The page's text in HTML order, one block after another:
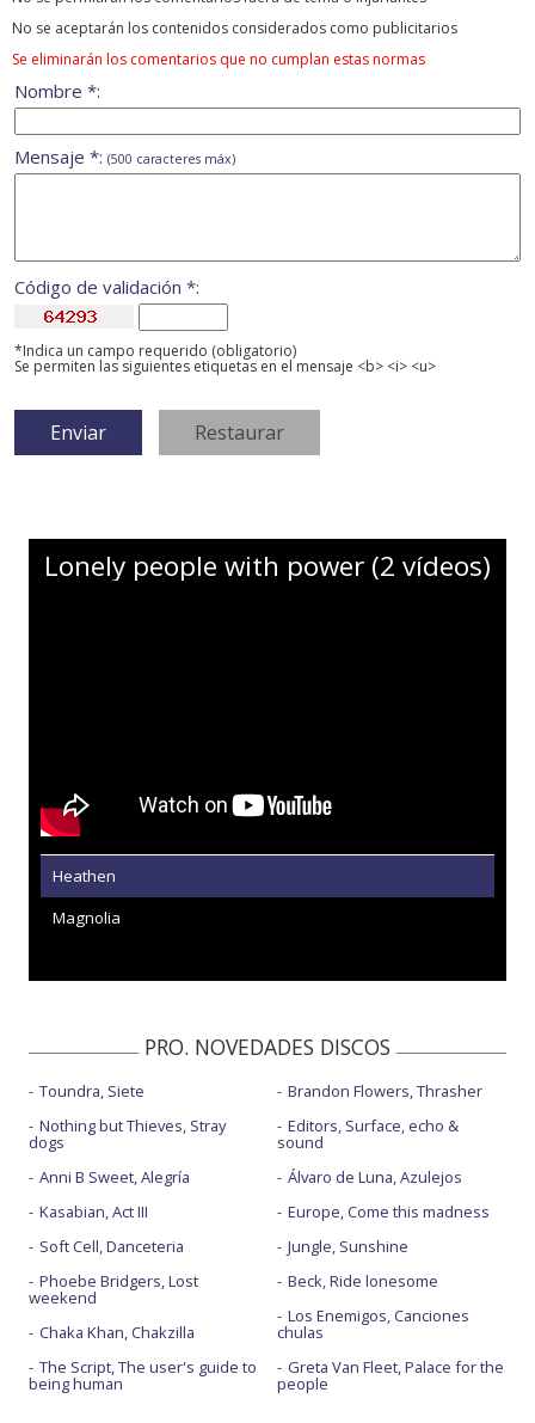
No se aceptarán los contenidos considerados como publicitarios
Se eliminarán los comentarios que no cumplan estas normas
Nombre *:
Mensaje *: (500 caracteres máx)
Código de validación *:
*Indica un campo requerido (obligatorio)
Se permiten las siguientes etiquetas en el mensaje <b> <i> <u>
Lonely people with power (2 vídeos)
Heathen
Magnolia
PRO. NOVEDADES DISCOS
Toundra, Siete
Nothing but Thieves, Stray
dogs
Anni B Sweet, Alegría
Kasabian, Act III
Soft Cell, Danceteria
Phoebe Bridgers, Lost
weekend
Chaka Khan, Chakzilla
The Script, The user's guide to
being human
Brandon Flowers, Thrasher
Editors, Surface, echo &
sound
Álvaro de Luna, Azulejos
Europe, Come this madness
Jungle, Sunshine
Beck, Ride lonesome
Los Enemigos, Canciones
chulas
Greta Van Fleet, Palace for the
people